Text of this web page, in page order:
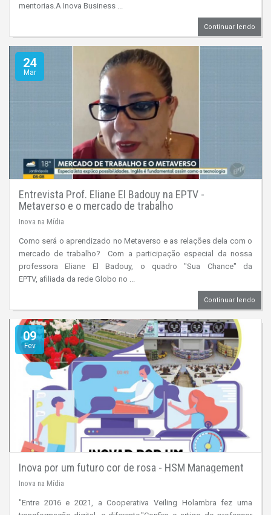
mentorias.A Inova Business ...
Continuar lendo
24
Mar
Entrevista Prof. Eliane El Badouy na EPTV -
Metaverso e o mercado de trabalho
Inova na Mídia
Como será o aprendizado no Metaverso e as relações dela com o
mercado de trabalho? Com a participação especial da nossa
professora Eliane El Badouy, o quadro "Sua Chance" da
EPTV, afiliada da rede Globo no ...
Continuar lendo
09
Fev
Inova por um futuro cor de rosa - HSM Management
Inova na Mídia
"Entre 2016 e 2021, a Cooperativa Veiling Holambra fez uma